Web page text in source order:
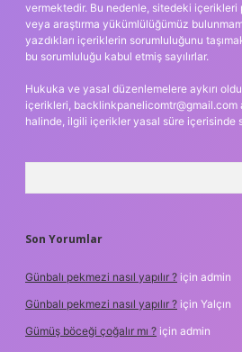
vermektedir. Bu nedenle, sitedeki
veya araştırma yükümlülüğümüz
yazdıkları içeriklerin sorumluluğunu
bu sorumluluğu kabul etmiş sayılırlar.
Hukuka ve yasal düzenlemelere aykırı
içerikleri, backlinkpanelicomtr@gmail.com
halinde, ilgili içerikler yasal süre içerisinde
Son Yorumlar
Günbalı pekmezi nasıl yapılır ? için admin
Günbalı pekmezi nasıl yapılır ? için Yalçın
Gümüş böceği çoğalır mı ? için admin